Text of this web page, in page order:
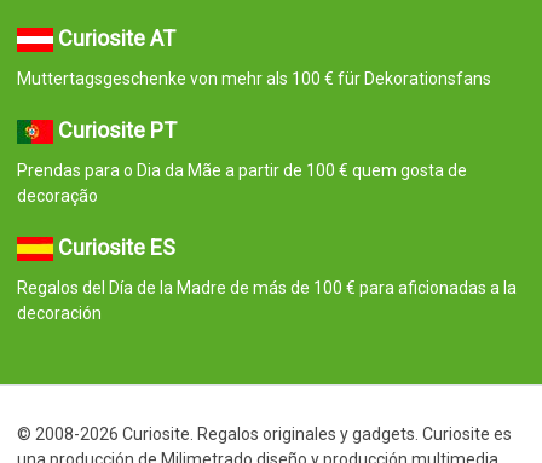
Curiosite AT
Muttertagsgeschenke von mehr als 100 € für Dekorationsfans
Curiosite PT
Prendas para o Dia da Mãe a partir de 100 € quem gosta de
decoração
Curiosite ES
Regalos del Día de la Madre de más de 100 € para aficionadas a la
decoración
© 2008-2026 Curiosite. Regalos originales y gadgets. Curiosite es
una producción de Milimetrado diseño y producción multimedia